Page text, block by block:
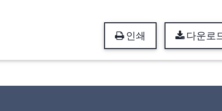
인쇄 다운로